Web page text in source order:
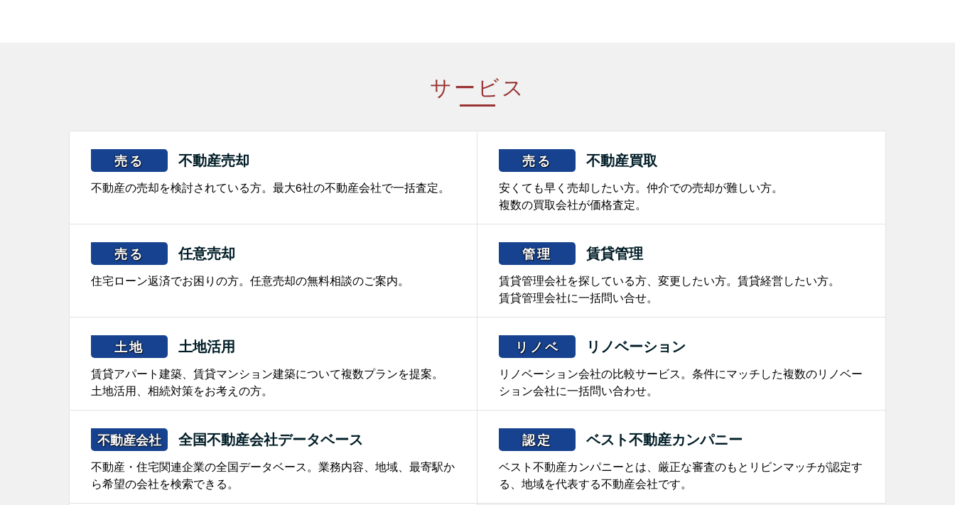
サービス
売る 不動産売却
不動産の売却を検討されている方。最大6社の不動産会社で一括査定。
売る 不動産買取
安くても早く売却したい方。仲介での売却が難しい方。
複数の買取会社が価格査定。
売る 任意売却
住宅ローン返済でお困りの方。任意売却の無料相談のご案内。
管理 賃貸管理
賃貸管理会社を探している方、変更したい方。賃貸経営したい方。
賃貸管理会社に一括問い合せ。
土地 土地活用
賃貸アパート建築、賃貸マンション建築について複数プランを提案。
土地活用、相続対策をお考えの方。
リノベ リノベーション
リノベーション会社の比較サービス。条件にマッチした複数のリノベー
ション会社に一括問い合わせ。
不動産会社 全国不動産会社データベース
不動産・住宅関連企業の全国データベース。業務内容、地域、最寄駅か
ら希望の会社を検索できる。
認定 ベスト不動産カンパニー
ベスト不動産カンパニーとは、厳正な審査のもとリビンマッチが認定す
る、地域を代表する不動産会社です。